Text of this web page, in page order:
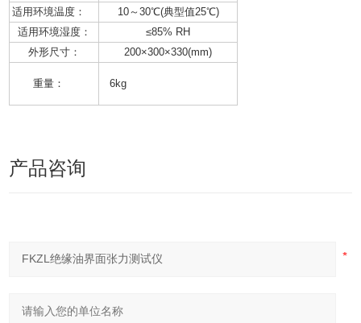
适用环境温度：
10～30℃(典型值25℃)
适用环境湿度：
≤85% RH
外形尺寸：
200×300×330(mm)
重量： 6kg
产品咨询